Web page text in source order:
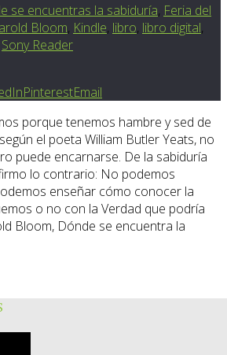
se encuentras la sabiduría, Feria del
Bloom, Kindle, libro, libro digital,
Sony Reader
PinterestEmail
porque tenemos hambre y sed de
el poeta William Butler Yeats, no
puede encarnarse. De la sabiduría
lo contrario: No podemos
enseñar cómo conocer la
o no con la Verdad que podría
Bloom, Dónde se encuentra la